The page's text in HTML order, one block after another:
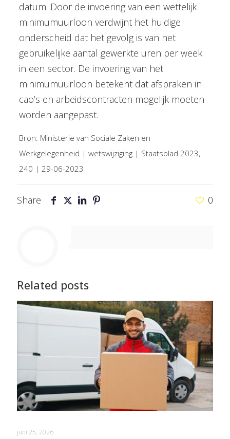
datum. Door de invoering van een wettelijk
minimumuurloon verdwijnt het huidige
onderscheid dat het gevolg is van het
gebruikelijke aantal gewerkte uren per week
in een sector. De invoering van het
minimumuurloon betekent dat afspraken in
cao’s en arbeidscontracten mogelijk moeten
worden aangepast.
Bron: Ministerie van Sociale Zaken en
Werkgelegenheid | wetswijziging | Staatsblad 2023,
240 | 29-06-2023
Share 0
Related posts
juni 25, 2026